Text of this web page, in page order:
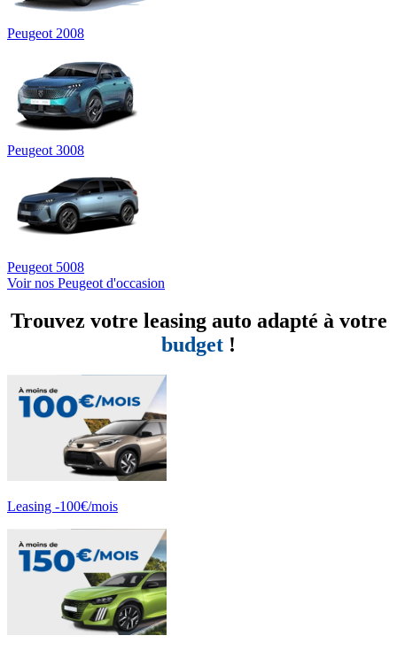
Peugeot 2008
Peugeot 3008
Peugeot 5008
Voir nos Peugeot d'occasion
Trouvez votre leasing auto adapté à votre
budget !
Leasing -100€/mois